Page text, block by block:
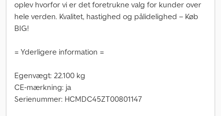
oplev hvorfor vi er det foretrukne valg for kunder over
hele verden. Kvalitet, hastighed og pålidelighed – Køb
BIG!
= Yderligere information =
Egenvægt: 22.100 kg
CE-mærkning: ja
Serienummer: HCMDC45ZT00801147